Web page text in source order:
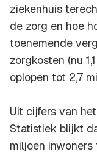
ziekenhuis
de zorg en hoe
toenemende
zorgkosten (nu
oplopen tot 2,7
Uit cijfers van
Statistiek blijkt
miljoen